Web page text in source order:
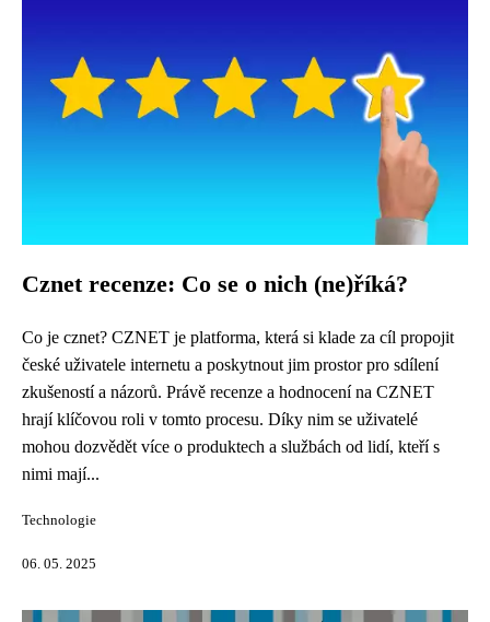
Cznet recenze: Co se o nich (ne)říká?
Co je cznet? CZNET je platforma, která si klade za cíl propojit
české uživatele internetu a poskytnout jim prostor pro sdílení
zkušeností a názorů. Právě recenze a hodnocení na CZNET
hrají klíčovou roli v tomto procesu. Díky nim se uživatelé
mohou dozvědět více o produktech a službách od lidí, kteří s
nimi mají...
Technologie
06. 05. 2025